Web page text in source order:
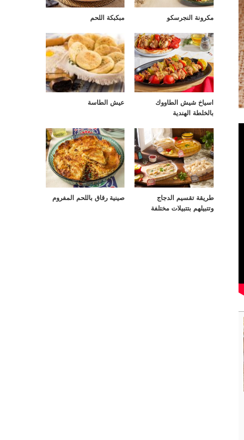
مكرونة النجرسكو مبكبكة اللحم
اسياخ شيش الطاووك
بالخلطة الهندية
عيش الطاسة
طريقة تقسيم الدجاج
وتتبيلهم بتتبيلات مختلفة
صينية رقاق باللحم المفروم